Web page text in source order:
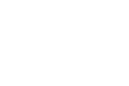
－７３４７